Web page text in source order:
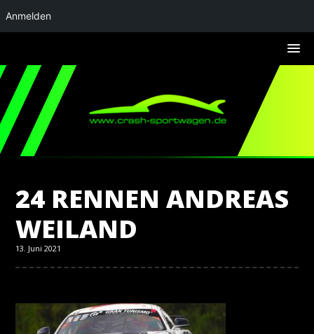
24 RENNEN ANDREAS
WEILAND
13. Juni 2021
Anmelden